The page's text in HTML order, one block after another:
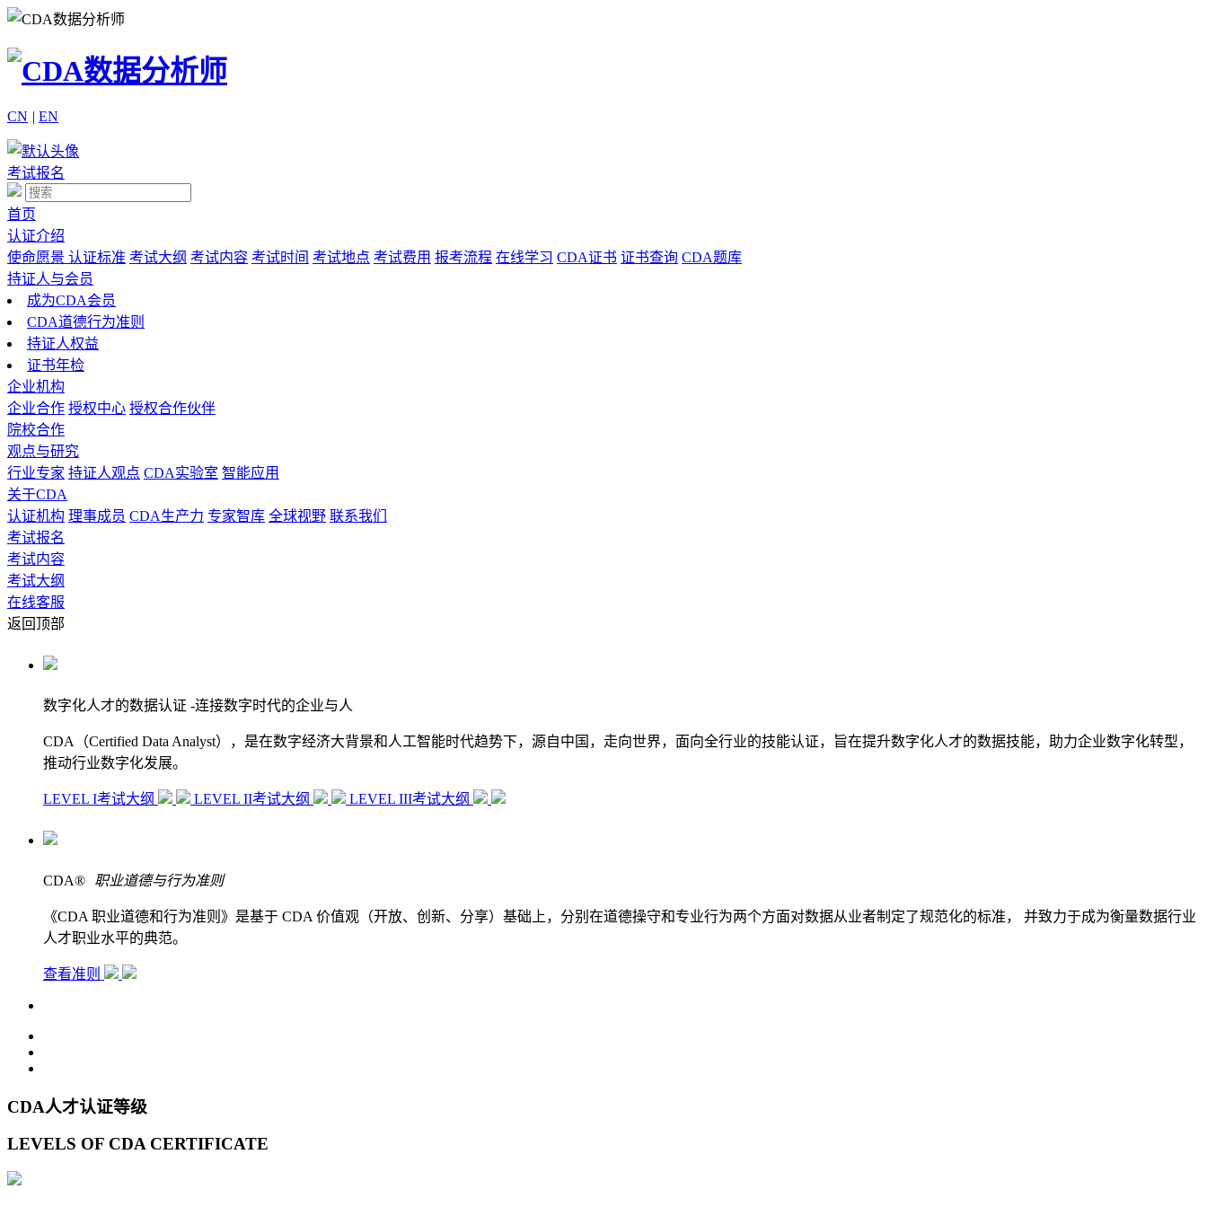
CN | EN
考试报名
首页
认证介绍
使命愿景 认证标准 考试大纲 考试内容 考试时间 考试地点 考试费用 报考流程 在线学习 CDA证书 证书查询 CDA题库
持证人与会员
成为CDA会员
CDA道德行为准则
持证人权益
证书年检
企业机构
企业合作 授权中心 授权合作伙伴
院校合作
观点与研究
行业专家 持证人观点 CDA实验室 智能应用
关于CDA
认证机构 理事成员 CDA生产力 专家智库 全球视野 联系我们
考试报名
考试内容
考试大纲
在线客服
返回顶部
数字化人才的数据认证 -连接数字时代的企业与人
CDA（Certified Data Analyst），是在数字经济大背景和人工智能时代趋势下，源自中国，走向世界，面向全行业的技能认证，旨在提升数字化人才的数据技能，助力企业数字化转型，
推动行业数字化发展。
LEVEL I考试大纲 LEVEL II考试大纲 LEVEL III考试大纲
CDA® 职业道德与行为准则
《CDA 职业道德和行为准则》是基于 CDA 价值观（开放、创新、分享）基础上，分别在道德操守和专业行为两个方面对数据从业者制定了规范化的标准， 并致力于成为衡量数据行业
人才职业水平的典范。
查看准则
CDA人才认证等级
LEVELS OF CDA CERTIFICATE